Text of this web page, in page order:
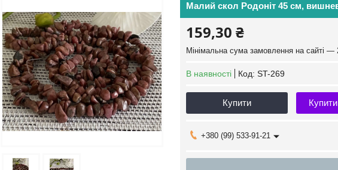
Малий скол Родоніт 45 см,
159,30 ₴
Мінімальна сума замовлення на сайті —
В наявності Код: ST-269
Купити
+380 (99) 533-91-21